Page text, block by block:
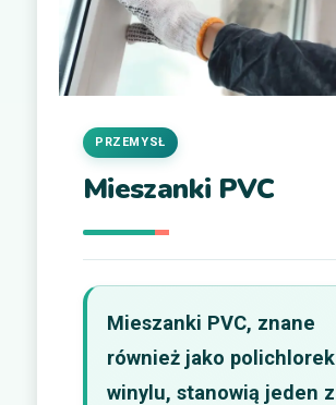
Mieszanki PVC
PRZEMYSŁ
Mieszanki PVC, znane
również jako polichlorek
winylu, stanowią jeden z